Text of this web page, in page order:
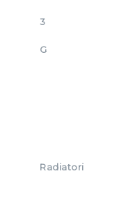
3
G
Radiatori